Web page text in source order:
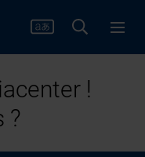
!
?